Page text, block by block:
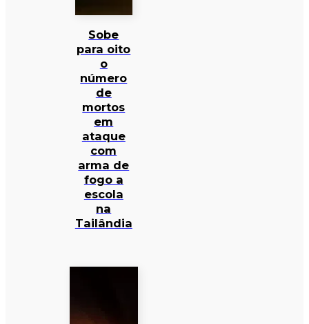
Sobe
para oito
o
número
de
mortos
em
ataque
com
arma de
fogo a
escola
na
Tailândia